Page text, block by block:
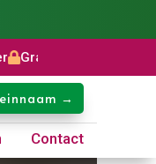
certificaat
→
Contact